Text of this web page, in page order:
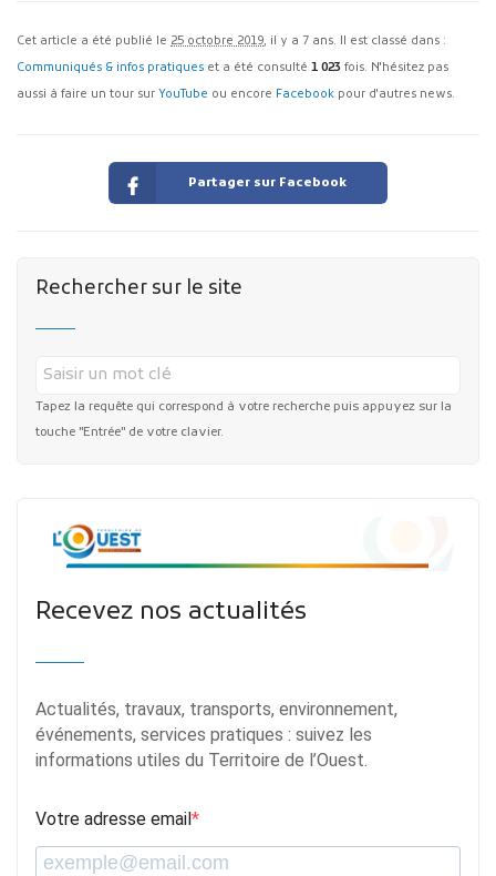
Cet article a été publié le 25 octobre 2019, il y a 7 ans. Il est classé dans :
Communiqués & infos pratiques et a été consulté 1 023 fois. N'hésitez pas
aussi à faire un tour sur YouTube ou encore Facebook pour d'autres news.
Partager sur Facebook
Rechercher sur le site
Tapez la requête qui correspond à votre recherche puis appuyez sur la
touche "Entrée" de votre clavier.
Recevez nos actualités
Actualités, travaux, transports, environnement,
événements, services pratiques : suivez les
informations utiles du Territoire de l’Ouest.
Votre adresse email